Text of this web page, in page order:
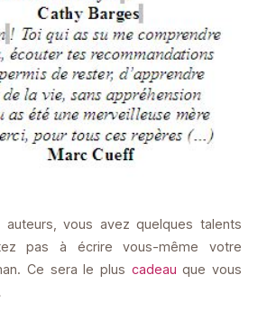
vous avez quelques talents
pas à écrire vous-même votre
Ce sera le plus cadeau que vous